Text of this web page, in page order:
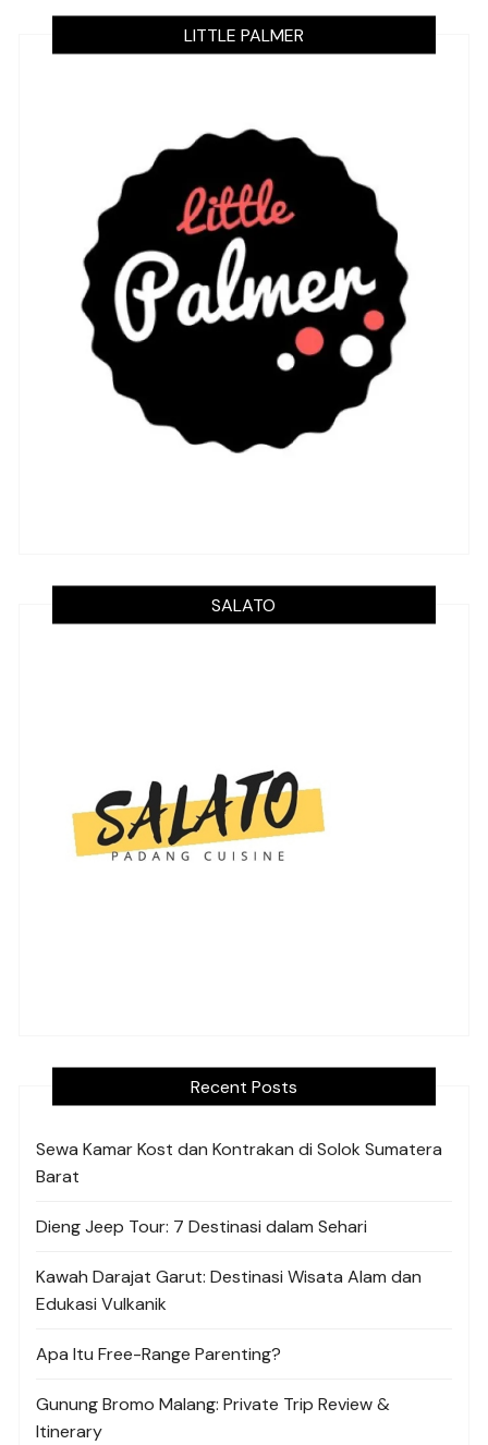
LITTLE PALMER
SALATO
Recent Posts
Sewa Kamar Kost dan Kontrakan di Solok Sumatera
Barat
Dieng Jeep Tour: 7 Destinasi dalam Sehari
Kawah Darajat Garut: Destinasi Wisata Alam dan
Edukasi Vulkanik
Apa Itu Free-Range Parenting?
Gunung Bromo Malang: Private Trip Review &
Itinerary